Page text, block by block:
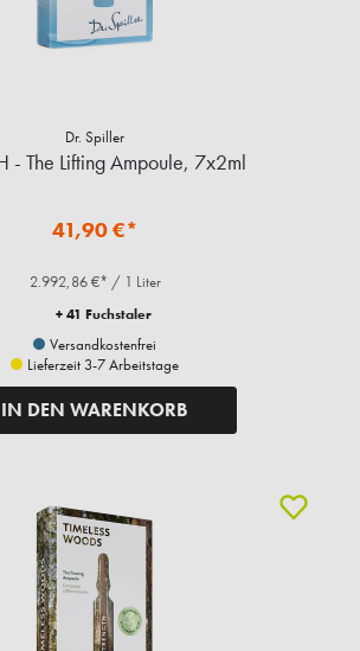
Dr. Spiller
- The Lifting Ampoule, 7x2ml
41,90 €*
2.992,86 €* / 1 Liter
+ 41 Fuchstaler
Versandkostenfrei
Lieferzeit 3-7 Arbeitstage
IN DEN WARENKORB